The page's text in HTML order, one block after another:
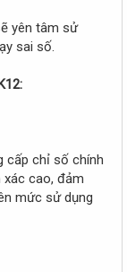
yên tâm sử
sai số.
cấp chỉ số chính
cao, đảm
mức sử dụng